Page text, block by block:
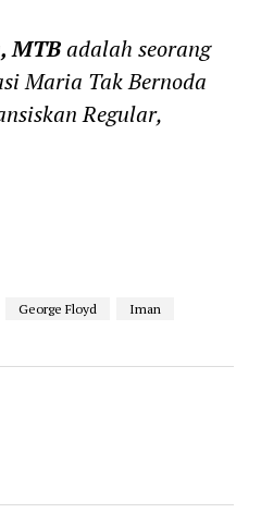
MTBadalah seorang
Maria Tak Bernoda
Regular,
George Floyd
Iman